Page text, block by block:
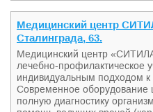
Медицинский центр
Сталинграда, 63.
Медицинский центр
лечебно-профилактическое
индивидуальным подходом к
Современное оборудование
полную диагностику